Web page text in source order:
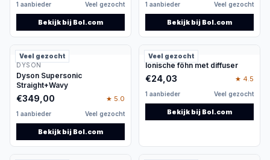
zonder direct naar een specifiek product te
springen.
Begin bij je verzorgingsdoel
Een goede vergelijking begint met de vraag welk
onderdeel van je routine je wilt verbeteren. Wil je
sneller klaar zijn, meer controle over het
eindresultaat of minder losse hulpmiddelen
gebruiken? Bepaal ook of je een apparaat
dagelijks, wekelijks of slechts af en toe nodig
hebt. Een intensief gebruikt product moet vooral
1 aanbieder Veel gezocht
Bekijk bij Bol.com
1 aanbieder Veel gezocht
Bekijk bij Bol.com
Veel gezocht
DYSON
Dyson Supersonic
Straight+Wavy
€349,00 ★ 5.0
1 aanbieder Veel gezocht
Bekijk bij Bol.com
Veel gezocht
Ionische föhn met diffuser
€24,03 ★ 4.5
1 aanbieder Veel gezocht
Bekijk bij Bol.com